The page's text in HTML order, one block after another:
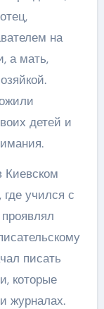
на
а мать,
детей и
Киевском
учился с
писать
которые
журналах.